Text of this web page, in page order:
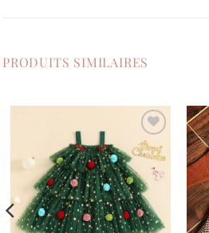
PRODUITS SIMILAIRES
Ajouter
à la
liste de
souhaits